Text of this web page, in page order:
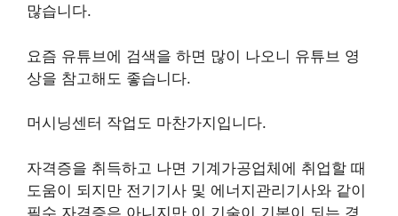
많습니다.
요즘 유튜브에 검색을 하면 많이 나오니 유튜브 영
상을 참고해도 좋습니다.
머시닝센터 작업도 마찬가지입니다.
자격증을 취득하고 나면 기계가공업체에 취업할 때
도움이 되지만 전기기사 및 에너지관리기사와 같이
필수 자격증은 아니지만 이 기술이 기본이 되는 경